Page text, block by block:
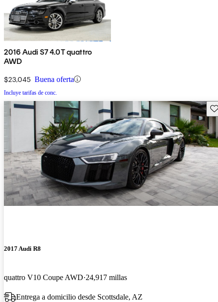
2016 Audi S7 4.0T quattro
AWD
$23,045 Buena oferta
Incluye tarifas de conc.
2017 Audi R8
quattro V10 Coupe AWD 24,917 millas
Entrega a domicilio desde Scottsdale, AZ